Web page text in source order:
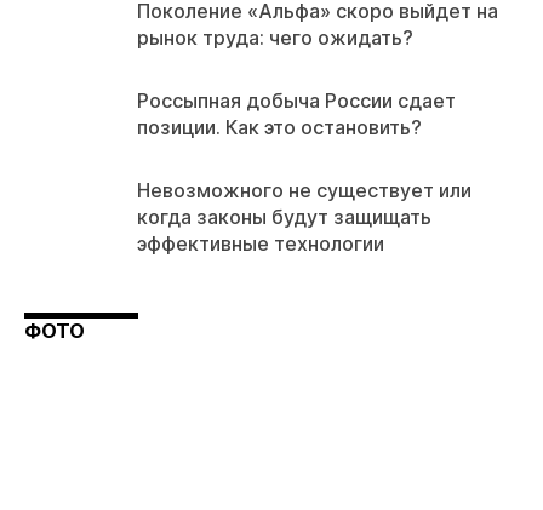
Поколение «Альфа» скоро выйдет на
рынок труда: чего ожидать?
Россыпная добыча России сдает
позиции. Как это остановить?
Невозможного не существует или
когда законы будут защищать
эффективные технологии
ФОТО